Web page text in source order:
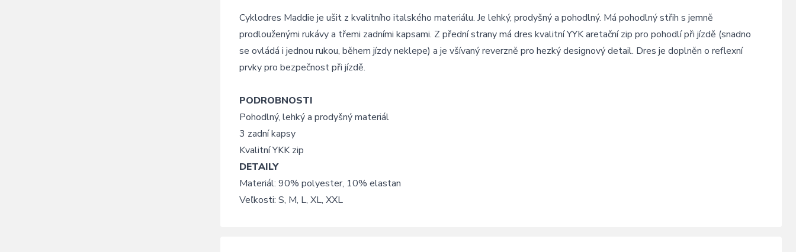
Cyklodres Maddie je ušit z kvalitního italského materiálu. Je lehký, prodyšný a pohodlný. Má pohodlný střih s jemně
prodlouženými rukávy a třemi zadními kapsami. Z přední strany má dres kvalitní YYK aretační zip pro pohodlí při jízdě (snadno
se ovládá i jednou rukou, během jízdy neklepe) a je všívaný reverzně pro hezký designový detail. Dres je doplněn o reflexní
prvky pro bezpečnost při jízdě.
PODROBNOSTI
Pohodlný, lehký a prodyšný materiál
3 zadní kapsy
Kvalitní YKK zip
DETAILY
Materiál: 90% polyester, 10% elastan
Veľkosti: S, M, L, XL, XXL